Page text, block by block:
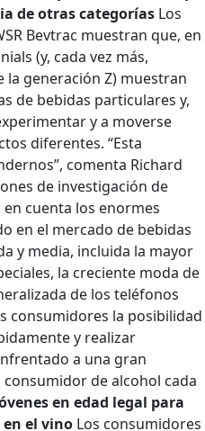
de otras categorías Los
Bevtrac muestran que, en
(y, cada vez más,
generación Z) muestran
de bebidas particulares y,
y a moverse
diferentes. “Esta
comenta Richard
de investigación de
en cuenta los enormes
en el mercado de bebidas
y media, incluida la mayor
la creciente moda de
de los teléfonos
consumidores la posibilidad
y realizar
a una gran
de alcohol cada
en edad legal para
el vino Los consumidores